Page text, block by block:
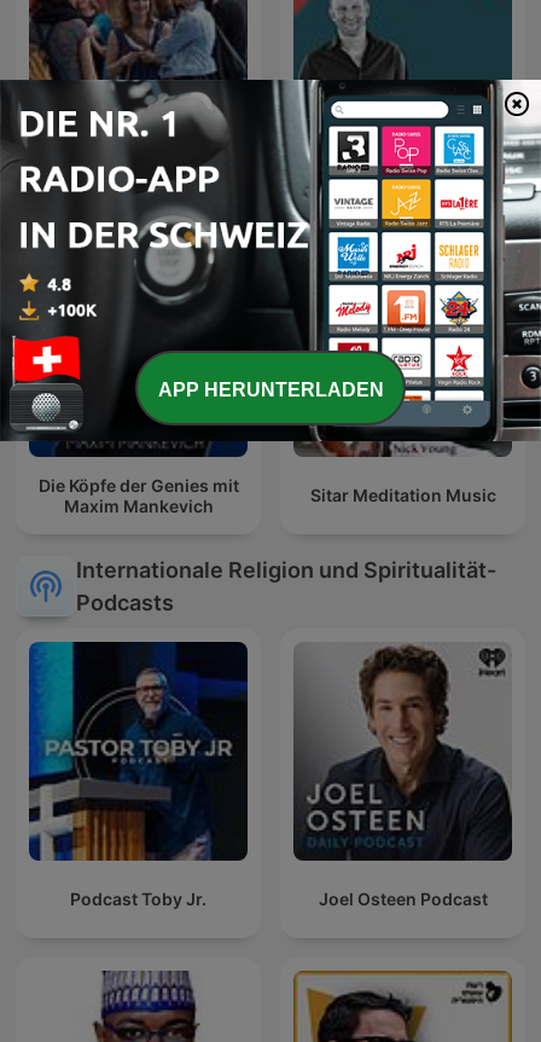
GvC Züri Oberland
Podcast
Jesus, der liebevolle
Therapeut
Die Köpfe der Genies mit
Maxim Mankevich
Sitar Meditation Music
Internationale Religion und Spiritualität-
Podcasts
Podcast Toby Jr. Joel Osteen Podcast
APP HERUNTERLADEN